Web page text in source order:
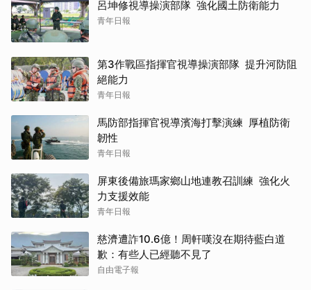
呂坤修視導操演部隊 強化國土防衛能力
青年日報
第3作戰區指揮官視導操演部隊 提升河防阻
絕能力
青年日報
馬防部指揮官視導濱海打擊演練 厚植防衛
韌性
青年日報
屏東後備旅瑪家鄉山地連教召訓練 強化火
力支援效能
青年日報
慈濟遭詐10.6億！周軒嘆沒在期待藍白道
歉：有些人已經聽不見了
自由電子報